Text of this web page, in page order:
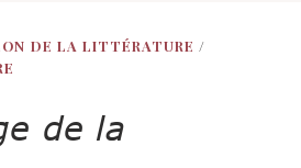
DE LA LITTÉRATURE /
de la